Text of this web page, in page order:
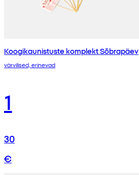
Koogikaunistuste komplekt Sõbrapäev
värvilised, erinevad
1
30
€